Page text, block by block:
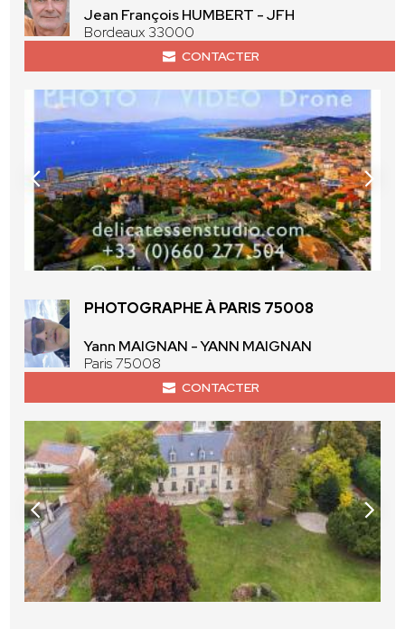
Jean François HUMBERT - JFH
Bordeaux 33000
CONTACTER
PHOTOGRAPHE À PARIS 75008
Yann MAIGNAN - YANN MAIGNAN
Paris 75008
CONTACTER